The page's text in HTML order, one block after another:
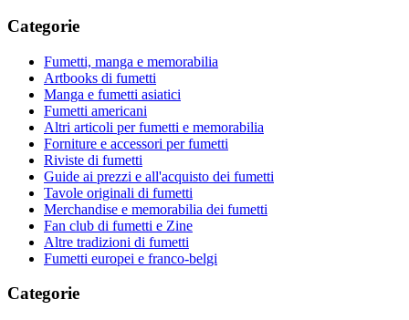
Categorie
Fumetti, manga e memorabilia
Artbooks di fumetti
Manga e fumetti asiatici
Fumetti americani
Altri articoli per fumetti e memorabilia
Forniture e accessori per fumetti
Riviste di fumetti
Guide ai prezzi e all'acquisto dei fumetti
Tavole originali di fumetti
Merchandise e memorabilia dei fumetti
Fan club di fumetti e Zine
Altre tradizioni di fumetti
Fumetti europei e franco-belgi
Categorie